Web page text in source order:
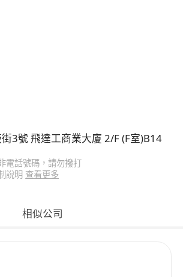
3號 飛達工商業大廈 2/F (F室)B14
電話號碼，請勿撥打
說明 查看更多
相似公司